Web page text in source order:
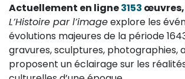
Actuellement en ligne3153 œuvres,
L’Histoire par l’imageexplore les
évolutions majeures de la période
gravures, sculptures, photographies,
proposent un éclairage sur les